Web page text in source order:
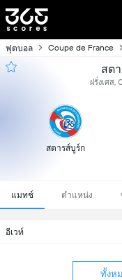
ฟุตบอล Coupe de France
สต
ฝรั่งเศส,
สตารส์บูร์ก
แมทช์ ตำแหน่ง
อีเวท์
ทั้งห